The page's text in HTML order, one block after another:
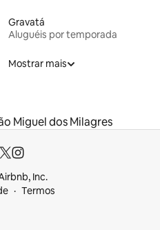
Gravatá
Aluguéis por temporada
Mostrar mais
Miguel dos Milagres
Inc.
Termos